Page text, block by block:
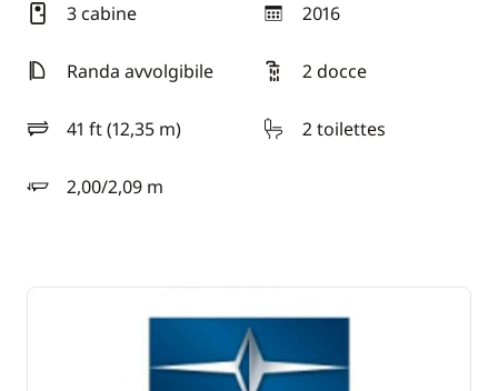
3 cabine 2016
anno
Randa avvolgibile
2 docce
41 ft (12,35 m)
lunghezza 2 toilettes
2,00/2,09 m
pescaggio